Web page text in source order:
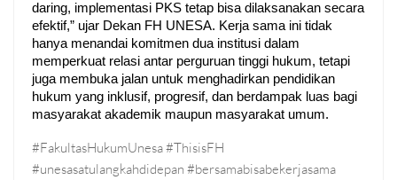
daring, implementasi PKS tetap bisa dilaksanakan secara
efektif,” ujar Dekan FH UNESA. Kerja sama ini tidak
hanya menandai komitmen dua institusi dalam
memperkuat relasi antar perguruan tinggi hukum, tetapi
juga membuka jalan untuk menghadirkan pendidikan
hukum yang inklusif, progresif, dan berdampak luas bagi
masyarakat akademik maupun masyarakat umum.
#FakultasHukumUnesa#ThisisFH
#unesasatulangkahdidepan #bersamabisabekerjasama